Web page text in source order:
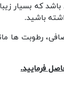
که بسیار
باشید.
رطوبت ها
فرمایید.